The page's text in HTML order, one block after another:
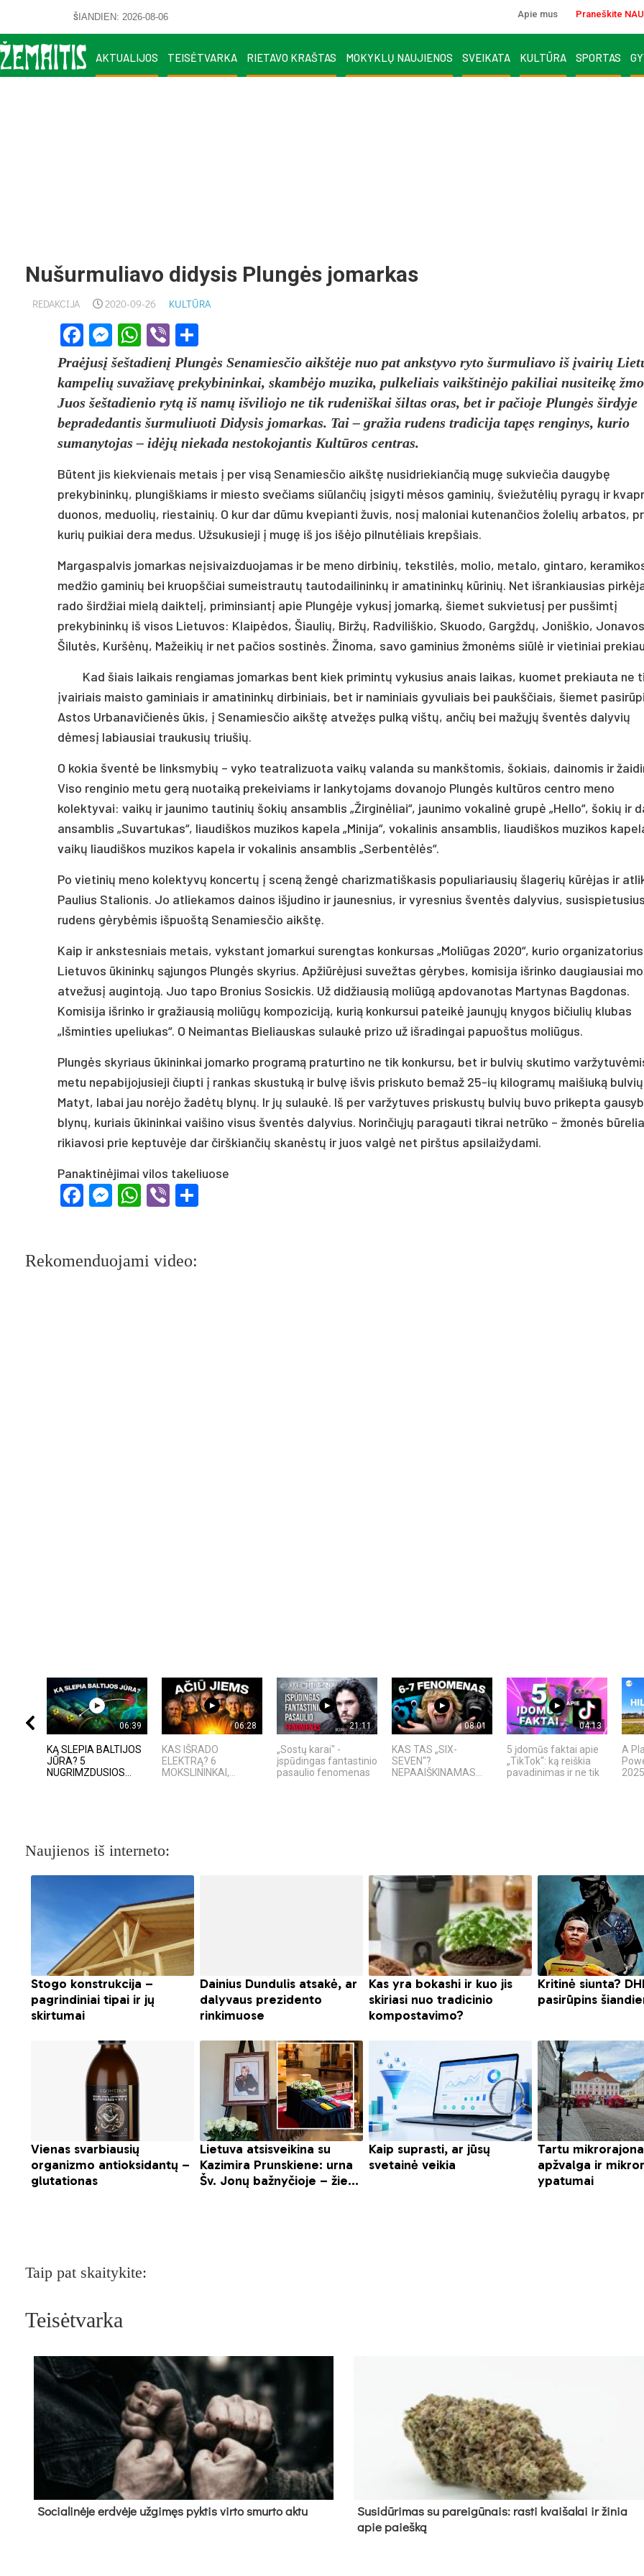
ŠIANDIEN: 2026-08-06 Apie mus Praneškite
AKTUALIJOS TEISĖTVARKA RIETAVO KRAŠTAS MOKYKLŲ NAUJIENOS SVEIKATA KULTŪRA SPORTAS
Nušurmuliavo didysis Plungės jomarkas
REDAKCIJA 2020-09-26 KULTŪRA
Facebook
Messenger
WhatsApp
Viber
Praėjusį šeštadienį Plungės Senamiesčio aikštėje nuo pat ankstyvo ryto šurmuliavo iš įvairių
kampelių suvažiavę prekybininkai, skambėjo muzika, pulkeliais vaikštinėjo pakiliai nusiteikę
Juos šeštadienio rytą iš namų išviliojo ne tik rudeniškai šiltas oras, bet ir pačioje Plungės širdyje
bepradedantis šurmuliuoti Didysis jomarkas. Tai – gražia rudens tradicija tapęs renginys, kurio
sumanytojas – idėjų niekada nestokojantis Kultūros centras.
Būtent jis kiekvienais metais į per visą Senamiesčio aikštę nusidriekiančią mugę sukviečia daugybę
prekybininkų, plungiškiams ir miesto svečiams siūlančių įsigyti mėsos gaminių, šviežutėlių pyragų ir
duonos, meduolių, riestainių. O kur dar dūmu kvepianti žuvis, nosį maloniai kutenančios žolelių arbatos,
kurių puikiai dera medus. Užsukusieji į mugę iš jos išėjo pilnutėliais krepšiais.
Margaspalvis jomarkas neįsivaizduojamas ir be meno dirbinių, tekstilės, molio, metalo, gintaro,
medžio gaminių bei kruopščiai sumeistrautų tautodailininkų ir amatininkų kūrinių. Net išrankiausias
rado širdžiai mielą daiktelį, priminsiantį apie Plungėje vykusį jomarką, šiemet sukvietusį per pusšimtį
prekybininkų iš visos Lietuvos: Klaipėdos, Šiaulių, Biržų, Radviliškio, Skuodo, Gargždų, Joniškio,
Šilutės, Kuršėnų, Mažeikių ir net pačios sostinės. Žinoma, savo gaminius žmonėms siūlė ir vietiniai
Kad šiais laikais rengiamas jomarkas bent kiek primintų vykusius anais laikas, kuomet prekiauta ne
įvairiais maisto gaminiais ir amatininkų dirbiniais, bet ir naminiais gyvuliais bei paukščiais, šiemet
Astos Urbanavičienės ūkis, į Senamiesčio aikštę atvežęs pulką vištų, ančių bei mažųjų šventės dalyvių
dėmesį labiausiai traukusių triušių.
O kokia šventė be linksmybių – vyko teatralizuota vaikų valanda su mankštomis, šokiais, dainomis ir
Viso renginio metu gerą nuotaiką prekeiviams ir lankytojams dovanojo Plungės kultūros centro meno
kolektyvai: vaikų ir jaunimo tautinių šokių ansamblis „Žirginėliai“, jaunimo vokalinė grupė „Hello“, šokių ir
ansamblis „Suvartukas“, liaudiškos muzikos kapela „Minija“, vokalinis ansamblis, liaudiškos muzikos
vaikų liaudiškos muzikos kapela ir vokalinis ansamblis „Serbentėlės“.
Po vietinių meno kolektyvų koncertų į sceną žengė charizmatiškasis populiariausių šlagerių kūrėjas ir
Paulius Stalionis. Jo atliekamos dainos išjudino ir jaunesnius, ir vyresnius šventės dalyvius,
rudens gėrybėmis išpuoštą Senamiesčio aikštę.
Kaip ir ankstesniais metais, vykstant jomarkui surengtas konkursas „Moliūgas 2020“, kurio
Lietuvos ūkininkų sąjungos Plungės skyrius. Apžiūrėjusi suvežtas gėrybes, komisija išrinko daugiausiai
atvežusį augintoją. Juo tapo Bronius Sosickis. Už didžiausią moliūgą apdovanotas Martynas Bagdonas.
Komisija išrinko ir gražiausią moliūgų kompoziciją, kurią konkursui pateikė jaunųjų knygos bičiulių klubas
„Išminties upeliukas“. O Neimantas Bieliauskas sulaukė prizo už išradingai papuoštus moliūgus.
Plungės skyriaus ūkininkai jomarko programą praturtino ne tik konkursu, bet ir bulvių skutimo
metu nepabijojusieji čiupti į rankas skustuką ir bulvę išvis priskuto bemaž 25-ių kilogramų maišiuką
Matyt, labai jau norėjo žadėtų blynų. Ir jų sulaukė. Iš per varžytuves priskustų bulvių buvo prikepta
blynų, kuriais ūkininkai vaišino visus šventės dalyvius. Norinčiųjų paragauti tikrai netrūko – žmonės
rikiavosi prie keptuvėje dar čirškiančių skanėstų ir juos valgė net pirštus apsilaižydami.
Panaktinėjimai vilos takeliuose
Facebook
Messenger
WhatsApp
Viber
Rekomenduojami video:
06:39
KĄ SLEPIA BALTIJOS
JŪRA? 5
NUGRIMZDUSIOS...
06:28
KAS IŠRADO
ELEKTRĄ? 6
MOKSLININKAI,...
21:11
„Sostų karai" -
įspūdingas fantastinio
pasaulio fenomenas
08:01
KAS TAS „SIX-
SEVEN“?
NEPAAIŠKINAMAS...
04:13
5 įdomūs faktai apie
„TikTok“: ką reiškia
pavadinimas ir ne tik
A
Naujienos iš interneto:
Taip pat skaitykite:
Teisėtvarka
So­cia­li­nė­je erd­vė­je už­gi­męs pyk­tis vir­to smur­to ak­tu
Su­si­dū­ri­mas su pa­rei­gū­nais: ras­ti kvai­ša­lai ir ži­nia
apie paieš­ką